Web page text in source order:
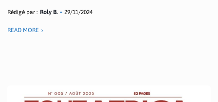
Rédigé par : Roly B. 29/11/2024
READ MORE